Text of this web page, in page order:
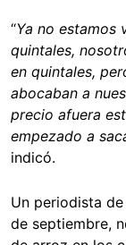
“Ya no estamos
quintales,
en quintales,
abocaban a
precio afuera
empezado a
indicó.
Un periodista
de septiembre,